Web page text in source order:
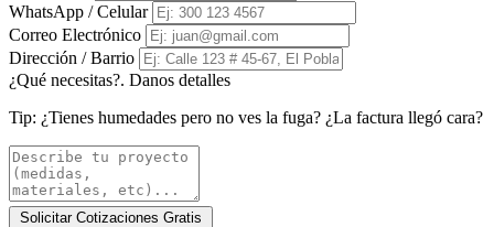
WhatsApp / Celular
Correo Electrónico
Dirección / Barrio
¿Qué necesitas?. Danos detalles
Tip: ¿Tienes humedades pero no ves la fuga? ¿La factura llegó cara?
Solicitar Cotizaciones Gratis